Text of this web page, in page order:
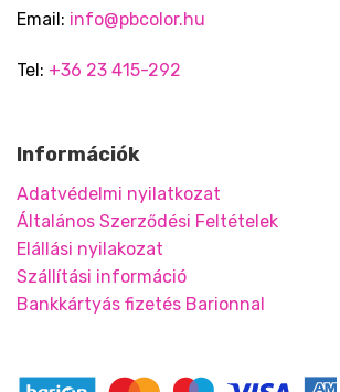
Email: info@pbcolor.hu
Tel: +36 23 415-292
Információk
Adatvédelmi nyilatkozat
Általános Szerződési Feltételek
Elállási nyilakozat
Szállítási információ
Bankkártyás fizetés Barionnal